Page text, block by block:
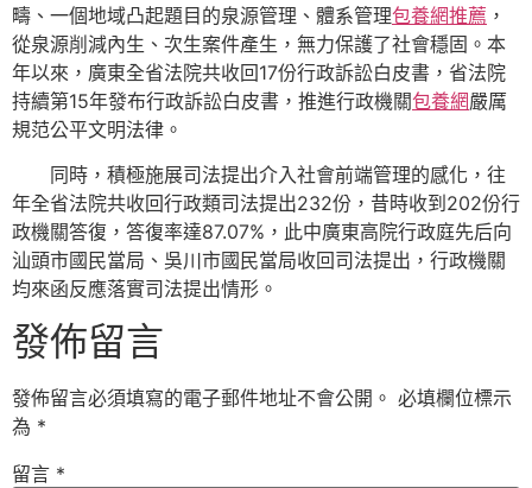
疇、一個地域凸起題目的泉源管理、體系管理包養網推薦 ，
從泉源削減內生、次生案件產生，無力保護了社會穩固。本
年以來，廣東全省法院共收回17份行政訴訟白皮書，省法院
持續第15年發布行政訴訟白皮書，推進行政機關包養網嚴厲
規范公平文明法律。
同時，積極施展司法提出介入社會前端管理的感化，往
年全省法院共收回行政類司法提出232份，昔時收到202份行
政機關答復，答復率達87.07%，此中廣東高院行政庭先后向
汕頭市國民當局、吳川市國民當局收回司法提出，行政機關
均來函反應落實司法提出情形。
發佈留言
發佈留言必須填寫的電子郵件地址不會公開。 必填欄位標示
為 *
留言 *